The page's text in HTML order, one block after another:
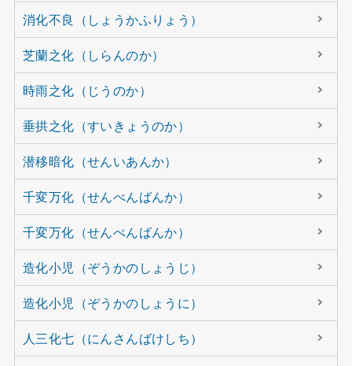
消化不良（しょうかふりょう）
芝蘭之化（しらんのか）
時雨之化（じうのか）
垂拱之化（すいきょうのか）
潜移暗化（せんいあんか）
千変万化（せんべんばんか）
千変万化（せんぺんばんか）
造化小児（ぞうかのしょうじ）
造化小児（ぞうかのしょうに）
人三化七（にんさんばけしち）